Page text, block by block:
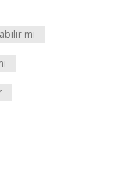
mi